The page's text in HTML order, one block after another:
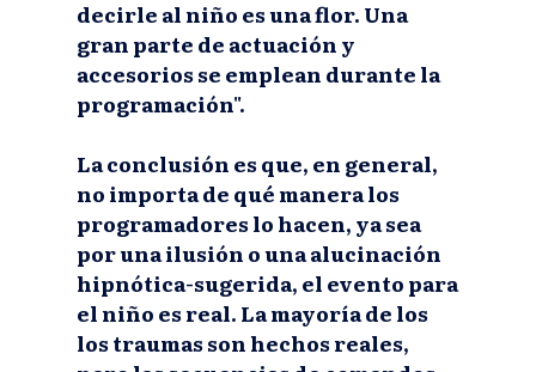
decirle al niño es una flor. Una
gran parte de actuación y
accesorios se emplean durante la
programación".
La conclusión es que, en general,
no importa de qué manera los
programadores lo hacen, ya sea
por una ilusión o una alucinación
hipnótica-sugerida, el evento para
el niño es real. La mayoría de los
los traumas son hechos reales,